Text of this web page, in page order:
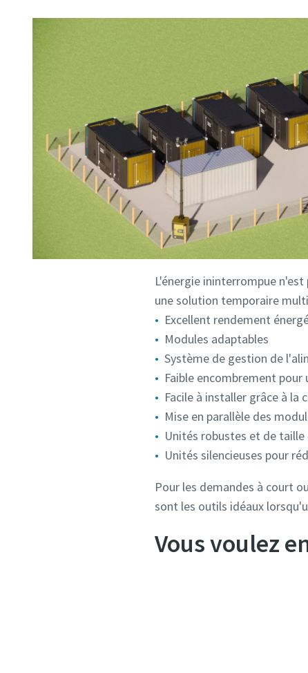
L'énergie ininterrompue
une solution temporaire
Excellent rendement
Modules adaptables
Système de gestion de
Faible encombrement
Facile à installer grâce à
Mise en parallèle des
Unités robustes et de taille
Unités silencieuses pour
Pour les demandes à court
sont les outils idéaux
Vous voulez